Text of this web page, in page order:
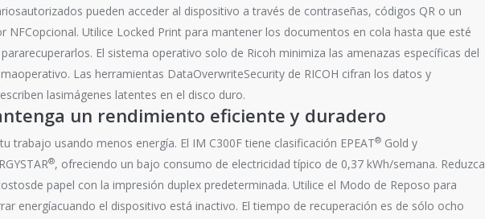
pueden acceder al dispositivo a través de contraseñas, códigos QR o un
NFCopcional. Utilice Locked Print para mantener los documentos en cola hasta que esté
El sistema operativo solo de Ricoh minimiza las amenazas específicas del
Las herramientas DataOverwriteSecurity de RICOH cifran los datos y
lasimágenes latentes en el disco duro.
un rendimiento eficiente y duradero
trabajo usando menos energía. El IM C300F tiene clasificación EPEAT® Gold y
®, ofreciendo un bajo consumo de electricidad típico de 0,37 kWh/semana. Reduzca
papel con la impresión duplex predeterminada. Utilice el Modo de Reposo para
energíacuando el dispositivo está inactivo. El tiempo de recuperación es de sólo ocho